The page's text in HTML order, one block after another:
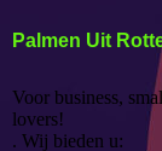
Palmen Uit
Voor business,
lovers!
. Wij bieden u: